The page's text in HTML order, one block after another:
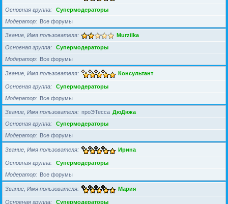
Основная группа
Супермодераторы
Модератор
Все форумы
Звание, Имя пользователя Murzilka
Основная группа
Супермодераторы
Модератор
Все форумы
Звание, Имя пользователя Консультант
Основная группа
Супермодераторы
Модератор
Все форумы
Звание, Имя пользователя проЭТесса ДюДюка
Основная группа
Супермодераторы
Модератор
Все форумы
Звание, Имя пользователя Ирина
Основная группа
Супермодераторы
Модератор
Все форумы
Звание, Имя пользователя Мария
Основная группа Супермодераторы